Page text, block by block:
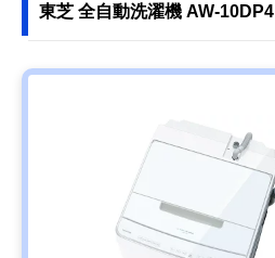
東芝 全自動洗濯機 AW-10DP4